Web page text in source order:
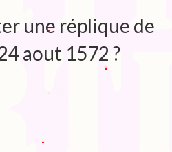
une réplique de
aout 1572 ?